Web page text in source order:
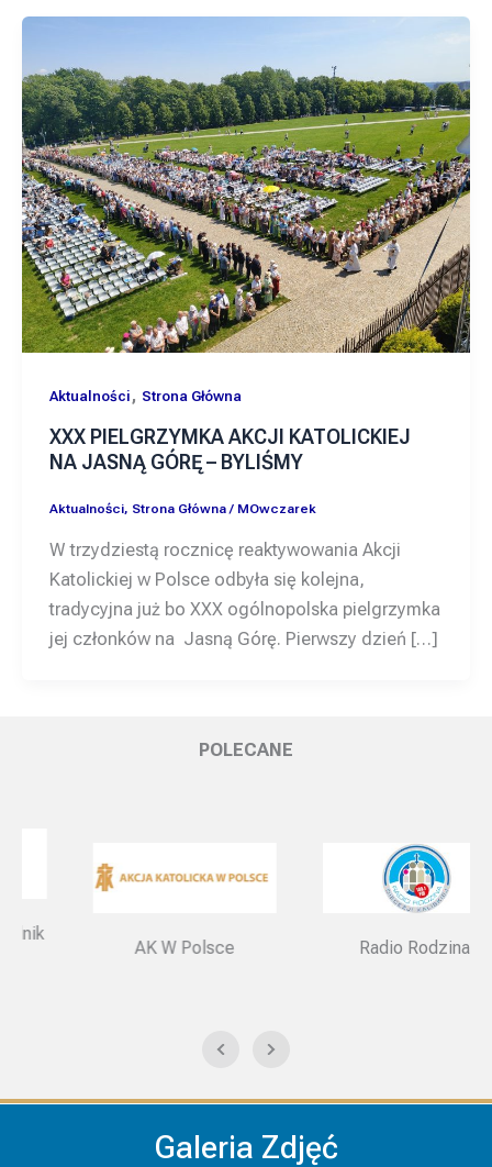
Aktualności , Strona Główna
XXX PIELGRZYMKA AKCJI KATOLICKIEJ
NA JASNĄ GÓRĘ – BYLIŚMY
Aktualności, Strona Główna/ MOwczarek
W trzydziestą rocznicę reaktywowania Akcji
Katolickiej w Polsce odbyła się kolejna,
tradycyjna już bo XXX ogólnopolska pielgrzymka
jej członków na Jasną Górę. Pierwszy dzień […]
POLECANE
AK W Polsce Radio Rodzina
Galeria Zdjęć